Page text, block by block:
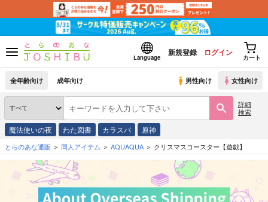
Language
新規登録 ログイン
カート
全年齢向け 成年向け 男性向け 女性向け
詳細
検索
魔法使いの夜 わた図書 カラスバ 原神
とらのあな通販 同人アイテム AQUAQUA クリスマスコースター【遊戯】